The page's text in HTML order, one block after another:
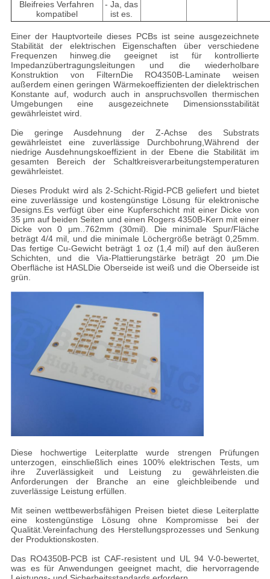
Bleifreies Verfahren
kompatibel
- Ja, das
ist es.
Einer der Hauptvorteile dieses PCBs ist seine ausgezeichnete
Stabilität der elektrischen Eigenschaften über verschiedene
Frequenzen hinweg.die geeignet ist für kontrollierte
Impedanzübertragungsleitungen und die wiederholbare
Konstruktion von FilternDie RO4350B-Laminate weisen
außerdem einen geringen Wärme­koeffizienten der dielektrischen
Konstante auf, wodurch auch in anspruchsvollen thermischen
Umgebungen eine ausgezeichnete Dimensionsstabilität
gewährleistet wird.
Die geringe Ausdehnung der Z-Achse des Substrats
gewährleistet eine zuverlässige Durchbohrung,Während der
niedrige Ausdehnungskoeffizient in der Ebene die Stabilität im
gesamten Bereich der Schaltkreisverarbeitungstemperaturen
gewährleistet.
Dieses Produkt wird als 2-Schicht-Rigid-PCB geliefert und bietet
eine zuverlässige und kostengünstige Lösung für elektronische
Designs.Es verfügt über eine Kupferschicht mit einer Dicke von
35 μm auf beiden Seiten und einen Rogers 4350B-Kern mit einer
Dicke von 0 μm..762mm (30mil). Die minimale Spur/Fläche
beträgt 4/4 mil, und die minimale Löchergröße beträgt 0,25mm.
Das fertige Cu-Gewicht beträgt 1 oz (1,4 mil) auf den äußeren
Schichten, und die Via-Plattierungstärke beträgt 20 μm.Die
Oberfläche ist HASLDie Oberseide ist weiß und die Oberseide ist
grün.
Diese hochwertige Leiterplatte wurde strengen Prüfungen
unterzogen, einschließlich eines 100% elektrischen Tests, um
ihre Zuverlässigkeit und Leistung zu gewährleisten.die
Anforderungen der Branche an eine gleichbleibende und
zuverlässige Leistung erfüllen.
Mit seinen wettbewerbsfähigen Preisen bietet diese Leiterplatte
eine kostengünstige Lösung ohne Kompromisse bei der
Qualität.Vereinfachung des Herstellungsprozesses und Senkung
der Produktionskosten.
Das RO4350B-PCB ist CAF-resistent und UL 94 V-0-bewertet,
was es für Anwendungen geeignet macht, die hervorragende